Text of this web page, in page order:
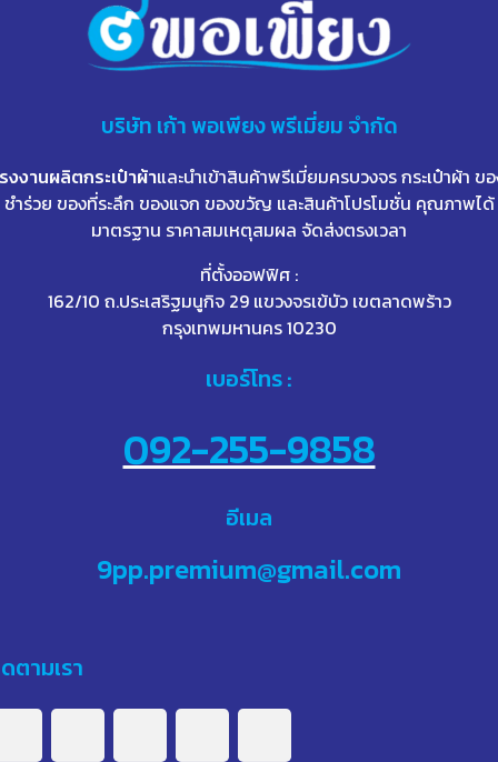
บริษัท เก้าพอเพียง พรีเมี่ยม จำกัด
งงานผลิตกระเป๋าผ้าและนำเข้าสินค้าพรีเมี่ยมครบวงจร กระเป๋าผ้า ข
ชำร่วย ของที่ระลึก ของแจก ของขวัญ และสินค้าโปรโมชั่น คุณภาพได้
มาตรฐาน ราคาสมเหตุสมผล จัดส่งตรงเวลา
ที่ตั้งออฟฟิศ :
162/10 ถ.ประเสริฐมนูกิจ 29 แขวงจรเข้บัว เขตลาดพร้าว
กรุงเทพมหานคร 10230
เบอร์โทร :
092-255-9858
อีเมล
9pp.premium@gmail.com
ตามเรา